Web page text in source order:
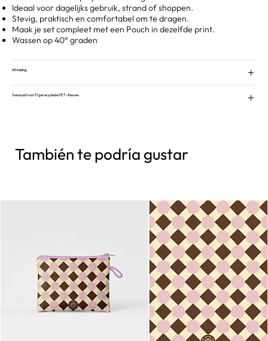
Ideaal voor dagelijks gebruik, strand of shoppen.
Stevig, praktisch en comfortabel om te dragen.
Maak je set compleet met een Pouch in dezelfde print.
Wassen op 40° graden
Afmeting
Gemaakt van 17 gerecyclede PET-flessen
También te podría gustar